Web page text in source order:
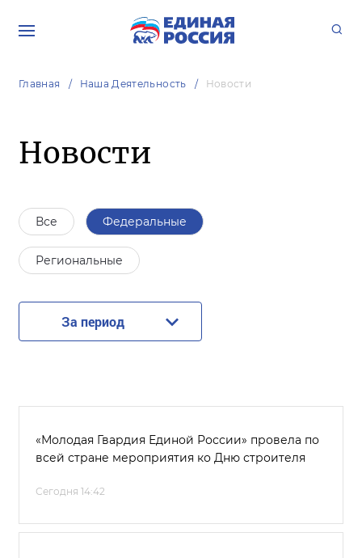
Главная Наша Деятельность Новости
Новости
Все Федеральные
Региональные
За период
«Молодая Гвардия Единой России» провела по
всей стране мероприятия ко Дню строителя
Сегодня 14:42